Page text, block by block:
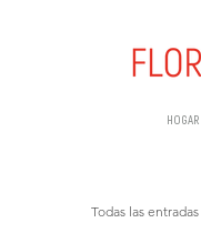
HOGAR
Todas las entradas